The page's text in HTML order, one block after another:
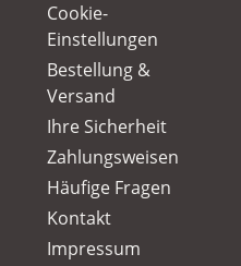
Cookie-
Einstellungen
Bestellung &
Versand
Ihre Sicherheit
Zahlungsweisen
Häufige Fragen
Kontakt
Impressum